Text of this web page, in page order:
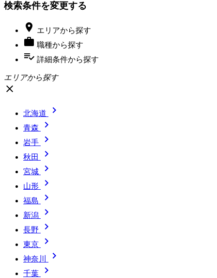
検索条件を変更する
 エリアから探す
 職種から探す
playlist_add_check 詳細条件から探す
エリアから探す
close
北海道 
青森 
岩手 
秋田 
宮城 
山形 
福島 
新潟 
長野 
東京 
神奈川 
千葉 